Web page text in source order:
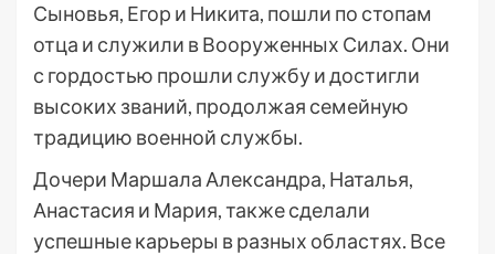
Сыновья, Егор и Никита, пошли по стопам
отца и служили в Вооруженных Силах. Они
с гордостью прошли службу и достигли
высоких званий, продолжая семейную
традицию военной службы.
Дочери Маршала Александра, Наталья,
Анастасия и Мария, также сделали
успешные карьеры в разных областях. Все